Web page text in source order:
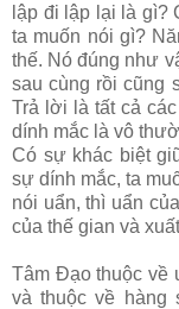
lập đi lập lại là gì?
ta muốn nói gì?
thế. Nó đúng như
sau cùng rồi cũng
Trả lời là tất cả
dính mắc là vô
Có sự khác biệt
sự dính mắc, ta
nói uẩn, thì uẩn
của thế gian và
Tâm Đạo thuộc về
và thuộc về hàng